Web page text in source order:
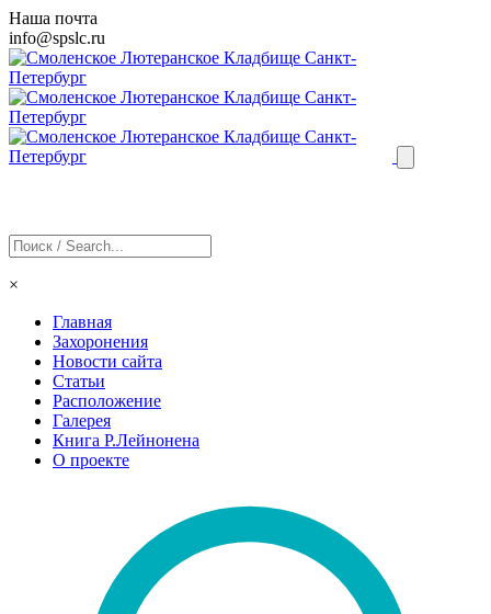
Наша почта
info@spslc.ru
×
Главная
Захоронения
Новости сайта
Статьи
Расположение
Галерея
Книга Р.Лейнонена
О проекте